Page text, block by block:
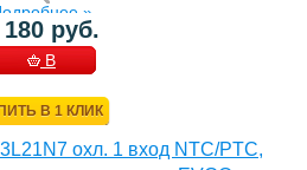
»
180 руб.
В
В 1 КЛИК
охл. 1 вход NTC/PTC,